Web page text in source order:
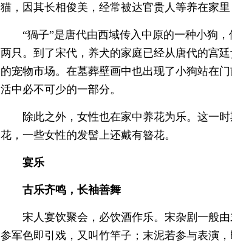
猫，因其长相俊美，经常被达官贵人等养在家里
“猧子”是唐代由西域传入中原的一种小狗
两只。到了宋代，养犬的家庭已经从唐代的宫
的宠物市场。在墓葬壁画中也出现了小狗站在
活中必不可少的一部分。
除此之外，女性也在家中养花为乐。这一
花，一些女性的发髻上还戴有簪花。
宴乐
古乐齐鸣，长袖善舞
宋人宴饮聚会，必饮酒作乐。宋杂剧一般
参军色即引戏，又叫竹竿子；末泥若参与表演